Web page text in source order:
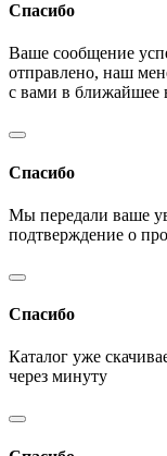
Спасибо
Ваше сообщение
отправлено, наш
с вами в ближайшее
Спасибо
Мы передали ваше
подтверждение о
Спасибо
Каталог уже
через минуту